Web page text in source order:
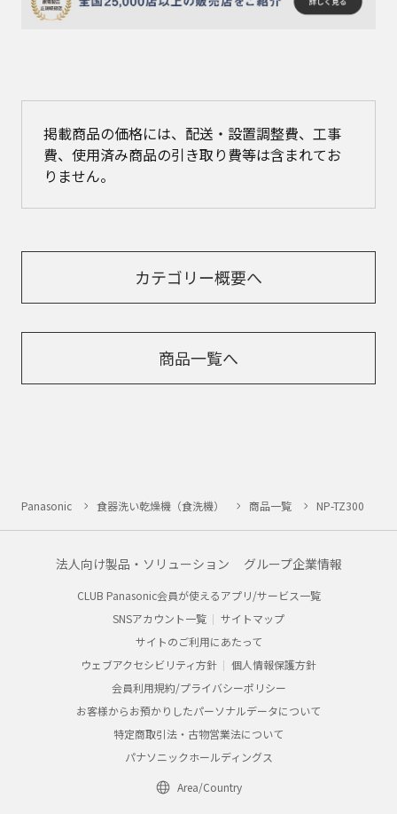
掲載商品の価格には、配送・設置調整費、工事
費、使用済み商品の引き取り費等は含まれてお
りません。
カテゴリー概要へ
商品一覧へ
Panasonic 食器洗い乾燥機（食洗機） 商品一覧 NP-TZ300
法人向け製品・ソリューション グループ企業情報
CLUB Panasonic会員が使えるアプリ/サービス一覧
SNSアカウント一覧
サイトマップ
サイトのご利用にあたって
ウェブアクセシビリティ方針
個人情報保護方針
会員利用規約/プライバシーポリシー
お客様からお預かりしたパーソナルデータについて
特定商取引法・古物営業法について
パナソニックホールディングス
Area/Country